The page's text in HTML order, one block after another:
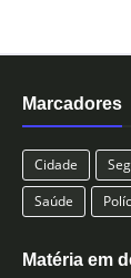
Marcadores
Cidade
Saúde
Matéria em